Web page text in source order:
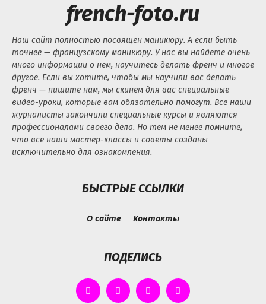
french-foto.ru
Наш сайт полностью посвящен маникюру. А если быть
точнее — французскому маникюру. У нас вы найдете очень
много информации о нем, научитесь делать френч и многое
другое. Если вы хотите, чтобы мы научили вас делать
френч — пишите нам, мы скинем для вас специальные
видео-уроки, которые вам обязательно помогут. Все наши
журналисты закончили специальные курсы и являются
профессионалами своего дела. Но тем не менее помните,
что все наши мастер-классы и советы созданы
исключительно для ознакомления.
БЫСТРЫЕ ССЫЛКИ
О сайте Контакты
ПОДЕЛИСЬ